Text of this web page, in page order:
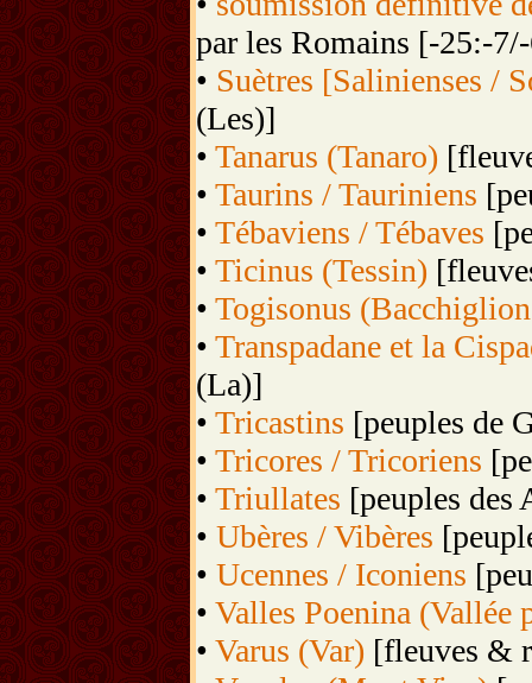
par les Romains [-25:-
• Suètres [Salinienses /
(Les)]
• Tanarus (Tanaro)
• Taurins / Tauriniens
• Tébaviens / Tébaves
• Ticinus (Tessin)
• Togisonus
• Transpadane et la
(La)]
• Tricastins [peuples de
• Tricores / Tricoriens
• Triullates [peuples
• Ubères / Vibères
• Ucennes / Iconiens
• Valles Poenina (Vallée
• Varus (Var) [fleuves &